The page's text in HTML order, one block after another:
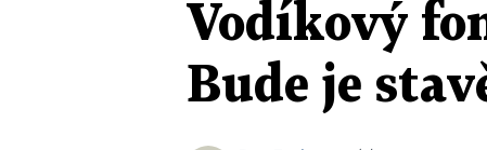
Vodíkový
Bude je